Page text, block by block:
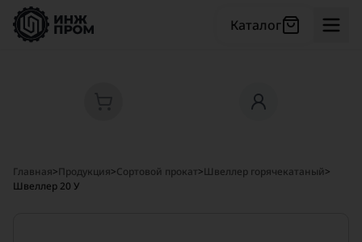
Каталог
Главная>Продукция>Сортовой прокат>Швеллер горячекатаный>
Швеллер 20 У